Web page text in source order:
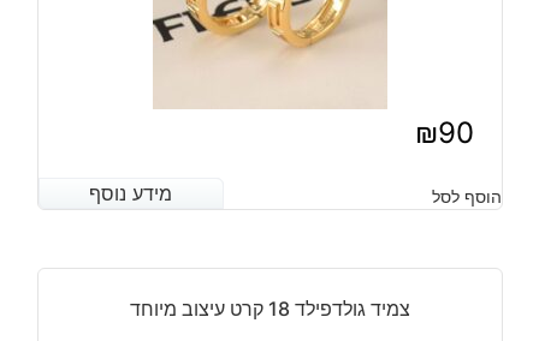
₪90
מידע נוסף הוסף לסל מידע נוסף
צמיד גולדפילד 18 קרט עיצוב מיוחד